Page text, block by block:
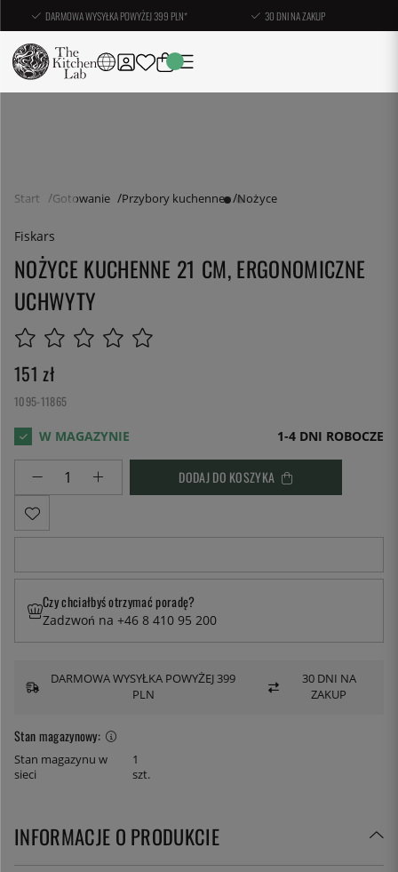
DARMOWA WYSYŁKA POWYŻEJ 399 PLN* 30 DNI NA ZAKUP
Start Gotowanie Przybory kuchenne Nożyce
Fiskars
NOŻYCE KUCHENNE 21 CM, ERGONOMICZNE
UCHWYTY
151 zł
1095-11865
1-4 DNI ROBOCZE
DODAJ DO KOSZYKA
Stan magazynowy:
Stan magazynu w
sieci
1
szt.
Czy chciałbyś otrzymać poradę?
Zadzwoń na +46 8 410 95 200
DARMOWA WYSYŁKA POWYŻEJ 399
PLN
30 DNI NA
ZAKUP
INFORMACJE O PRODUKCIE